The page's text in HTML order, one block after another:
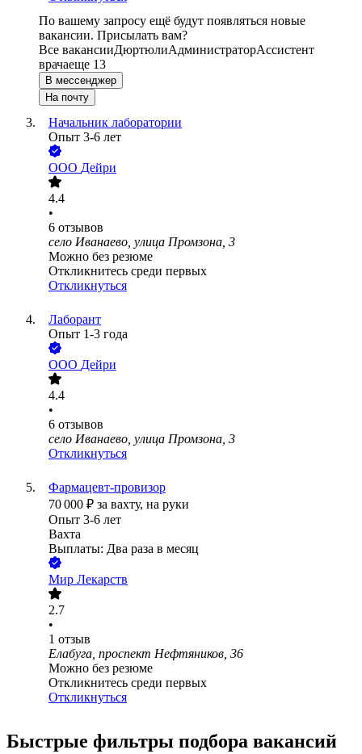
По вашему запросу ещё будут появляться новые
вакансии. Присылать вам?
Все вакансииДюртюлиАдминистраторАссистент
врачаеще 13
В мессенджер
На почту
Начальник лаборатории
Опыт 3-6 лет
ООО Дейри
4.4
•
6 отзывов
село Иванаево, улица Промзона, 3
Можно без резюме
Откликнитесь среди первых
Откликнуться
Лаборант
Опыт 1-3 года
ООО Дейри
4.4
•
6 отзывов
село Иванаево, улица Промзона, 3
Откликнуться
Фармацевт-провизор
70 000 ₽ за вахту, на руки
Опыт 3-6 лет
Вахта
Выплаты: Два раза в месяц
Мир Лекарств
2.7
•
1 отзыв
Елабуга, проспект Нефтяников, 36
Можно без резюме
Откликнитесь среди первых
Откликнуться
Быстрые фильтры подбора вакансий